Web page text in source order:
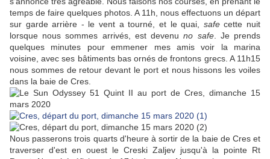
temps de faire quelques photos. A 11h, nous effectuons un départ
sur garde arrière - le vent a tourné, et le quai, safecette nuit
lorsque nous sommes arrivés, est devenuno safe. Je prends
quelques minutes pour emmener mes amis voir la marina
voisine, avec ses bâtiments bas ornés de frontons grecs. A 11h15
nous sommes de retour devant le port et nous hissons les voiles
dans la baie de Cres.
Nous passerons trois quarts d'heure à sortir de la baie de Cres et
traverser d'est en ouest le Creski Zaljev jusqu'à la pointe Rt